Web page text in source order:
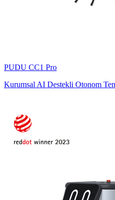
PUDU CC1 Pro
Kurumsal AI Destekli Otonom